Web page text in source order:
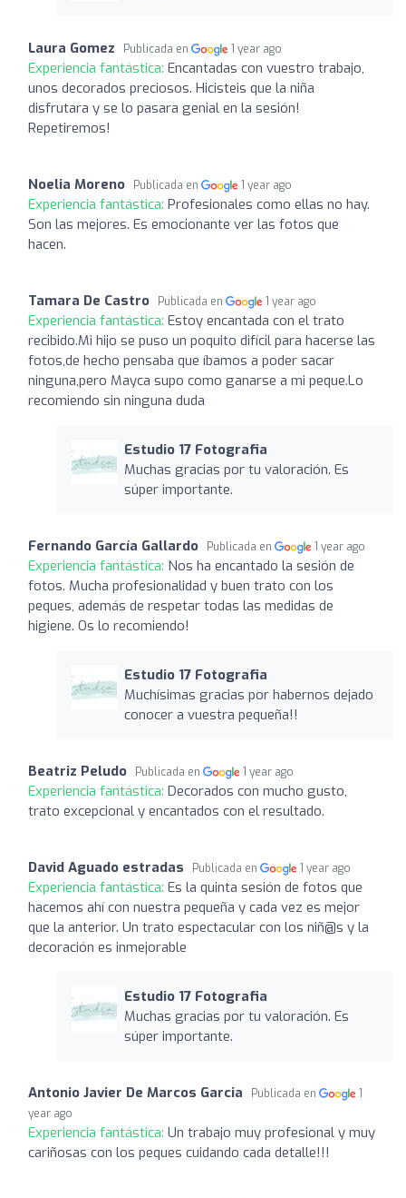
Laura Gomez Publicada en 1 year ago
Experiencia fantástica: Encantadas con vuestro trabajo,
unos decorados preciosos. Hicisteis que la niña
disfrutara y se lo pasara genial en la sesión!
Repetiremos!
Noelia Moreno Publicada en 1 year ago
Experiencia fantástica: Profesionales como ellas no hay.
Son las mejores. Es emocionante ver las fotos que
hacen.
Tamara De Castro Publicada en 1 year ago
Experiencia fantástica: Estoy encantada con el trato
recibido.Mi hijo se puso un poquito difícil para hacerse las
fotos,de hecho pensaba que íbamos a poder sacar
ninguna,pero Mayca supo como ganarse a mi peque.Lo
recomiendo sin ninguna duda
Estudio 17 Fotografia
Muchas gracias por tu valoración. Es
súper importante.
Fernando García Gallardo Publicada en 1 year ago
Experiencia fantástica: Nos ha encantado la sesión de
fotos. Mucha profesionalidad y buen trato con los
peques, además de respetar todas las medidas de
higiene. Os lo recomiendo!
Estudio 17 Fotografia
Muchísimas gracias por habernos dejado
conocer a vuestra pequeña!!
Beatriz Peludo Publicada en 1 year ago
Experiencia fantástica: Decorados con mucho gusto,
trato excepcional y encantados con el resultado.
David Aguado estradas Publicada en 1 year ago
Experiencia fantástica: Es la quinta sesión de fotos que
hacemos ahí con nuestra pequeña y cada vez es mejor
que la anterior. Un trato espectacular con los niñ@s y la
decoración es inmejorable
Estudio 17 Fotografia
Muchas gracias por tu valoración. Es
súper importante.
Antonio Javier De Marcos Garcia Publicada en
1
year ago
Experiencia fantástica: Un trabajo muy profesional y muy
cariñosas con los peques cuidando cada detalle!!!